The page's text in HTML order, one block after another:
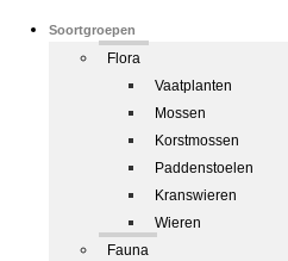
Soortgroepen
Flora
Vaatplanten
Mossen
Korstmossen
Paddenstoelen
Kranswieren
Wieren
Fauna